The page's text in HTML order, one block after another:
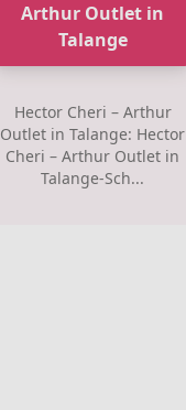
Arthur Outlet in
Talange
Hector Cheri – Arthur
Outlet in Talange: Hector
Cheri – Arthur Outlet in
Talange-Sch...